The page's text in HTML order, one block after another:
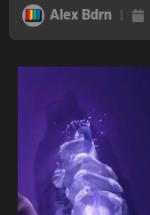
Alex Bdrn